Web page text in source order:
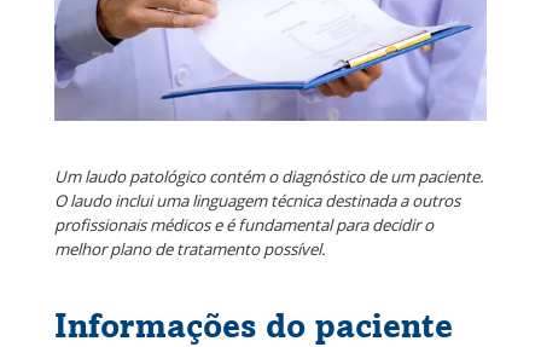
Um laudo patológico contém o diagnóstico de um paciente.
O laudo inclui uma linguagem técnica destinada a outros
profissionais médicos e é fundamental para decidir o
melhor plano de tratamento possível.
Informações do paciente